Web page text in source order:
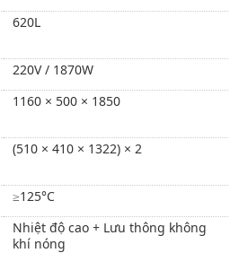
620L
220V / 1870W
1160 × 500 × 1850
(510 × 410 × 1322) × 2
≥125°C
Nhiệt độ cao + Lưu thông không
khí nóng